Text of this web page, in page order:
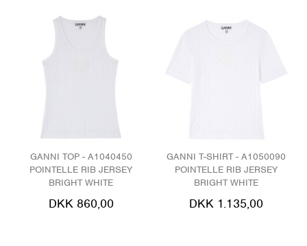
GANNI TOP - A1040450
POINTELLE RIB JERSEY
BRIGHT WHITE
DKK 860,00
GANNI T-SHIRT - A1050090
POINTELLE RIB JERSEY
BRIGHT WHITE
DKK 1.135,00